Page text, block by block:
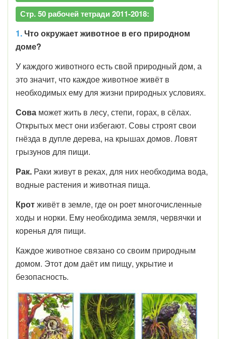
Стр. 50 рабочей тетради 2011-2018:
1.Что окружает животное в его природном
доме?
У каждого животного есть свой природный дом, а
это значит, что каждое животное живёт в
необходимых ему для жизни природных условиях.
Сова может жить в лесу, степи, горах, в сёлах.
Открытых мест они избегают. Совы строят свои
гнёзда в дупле дерева, на крышах домов. Ловят
грызунов для пищи.
Рак. Раки живут в реках, для них необходима вода,
водные растения и животная пища.
Кротживёт в земле, где он роет многочисленные
ходы и норки. Ему необходима земля, червячки и
коренья для пищи.
Каждое животное связано со своим природным
домом. Этот дом даёт им пищу, укрытие и
безопасность.